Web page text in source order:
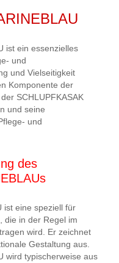
ist ein essenzielles
und
und Vielseitigkeit
Komponente der
SCHLUPFKASAK
und seine
und
des
ist eine speziell für
die in der Regel im
wird. Er zeichnet
Gestaltung aus.
wird typischerweise aus